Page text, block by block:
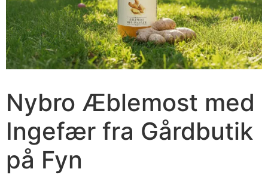
Nybro Æblemost med
Ingefær fra Gårdbutik
på Fyn